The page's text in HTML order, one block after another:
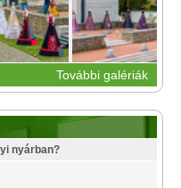
További galériák
nyárban?